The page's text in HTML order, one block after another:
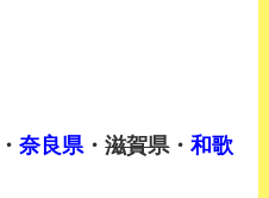
奈良県・滋賀県・和歌